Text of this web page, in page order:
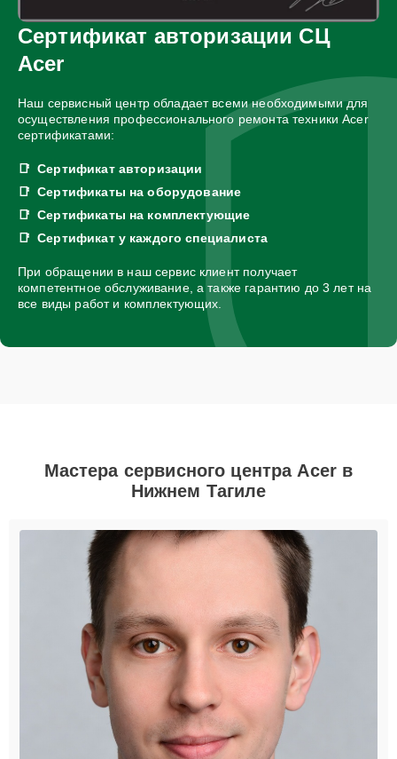
Сертификат авторизации СЦ
Acer
Наш сервисный центр обладает всеми необходимыми для
осуществления профессионального ремонта техники Acer
сертификатами:
Сертификат авторизации
Сертификаты на оборудование
Сертификаты на комплектующие
Сертификат у каждого специалиста
При обращении в наш сервис клиент получает
компетентное обслуживание, а также гарантию до 3 лет на
все виды работ и комплектующих.
Мастера сервисного центра Acer в
Нижнем Тагиле